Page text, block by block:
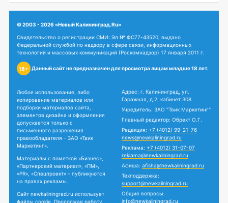
© 2003 - 2026 «Новый Калининград.Ru»
Свидетельство о регистрации СМИ: Эл № ФС77-43520, выдано
Федеральной службой по надзору в сфере связи, информационных
технологий и массовых коммуникаций (Роскомнадзор) 17 января 2011 г.
18+ Данный сайт не предназначен для просмотра лицам младше 18 лет.
Любое использование, либо
копирование материалов или
подборки материалов сайта,
элементов дизайна и оформления
допускается только с
письменного разрешения
правообладателя - ЗАО «Твик
Маркетинг».
Материалы с пометкой «Бизнес»,
«Партнерский материал», «ПМ»,
«PR», «Спецпроект» - публикуются
на правах рекламы.
Сайт newkaliningrad.ru использует
файлы cookie. Продолжая работу
Адрес: г. Калининград, ул.
Гаражная, д.2, кабинет 308
Учредитель: ЗАО "Твик Маркетинг"
Главный редактор: Обрехт О.Г.
Редакция: +7 (4012) 99-21-76
news@newkaliningrad.ru
Реклама: +7 (4012) 31-07-07
reklama@newkaliningrad.ru
Афиша: afisha@newkaliningrad.ru
Техподдержка:
support@newkaliningrad.ru
Общие вопросы:
info@newkaliningrad.ru